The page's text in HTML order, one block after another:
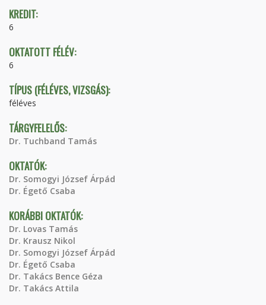
KREDIT:
6
OKTATOTT FÉLÉV:
6
TÍPUS (FÉLÉVES, VIZSGÁS):
féléves
TÁRGYFELELŐS:
Dr. Tuchband Tamás
OKTATÓK:
Dr. Somogyi József Árpád
Dr. Égető Csaba
KORÁBBI OKTATÓK:
Dr. Lovas Tamás
Dr. Krausz Nikol
Dr. Somogyi József Árpád
Dr. Égető Csaba
Dr. Takács Bence Géza
Dr. Takács Attila